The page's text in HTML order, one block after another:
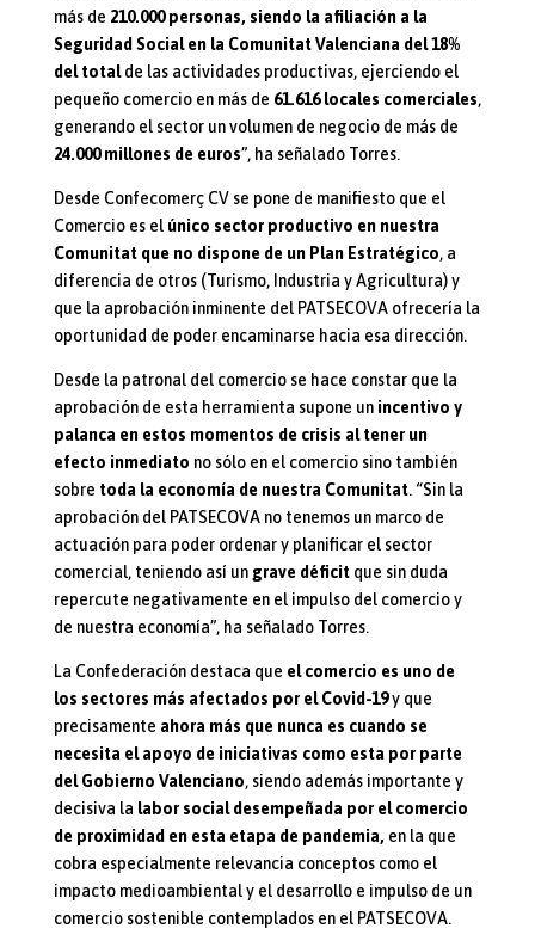
más de 210.000 personas, siendo la afiliación a la
Seguridad Social en la Comunitat Valenciana del 18%
del totalde las actividades productivas, ejerciendo el
pequeño comercio en más de 61.616 locales comerciales,
generando el sector un volumen de negocio de más de
24.000 millones de euros”, ha señalado Torres.
Desde Confecomerç CV se pone de manifiesto que el
Comercio es el único sector productivo en nuestra
Comunitat que no dispone de un Plan Estratégico, a
diferencia de otros (Turismo, Industria y Agricultura) y
que la aprobación inminente del PATSECOVA ofrecería la
oportunidad de poder encaminarse hacia esa dirección.
Desde la patronal del comercio se hace constar que la
aprobación de esta herramienta supone un incentivo y
palanca en estos momentos de crisis al tener un
efecto inmediato no sólo en el comercio sino también
sobre toda la economía de nuestra Comunitat. “Sin la
aprobación del PATSECOVA no tenemos un marco de
actuación para poder ordenar y planificar el sector
comercial, teniendo así un grave déficitque sin duda
repercute negativamente en el impulso del comercio y
de nuestra economía”, ha señalado Torres.
La Confederación destaca que el comercio es uno de
los sectores más afectados por el Covid-19y que
precisamente ahora más que nunca es cuando se
necesita el apoyo de iniciativas como esta por parte
del Gobierno Valenciano, siendo además importante y
decisiva la labor social desempeñada por el comercio
de proximidad en esta etapa de pandemia, en la que
cobra especialmente relevancia conceptos como el
impacto medioambiental y el desarrollo e impulso de un
comercio sostenible contemplados en el PATSECOVA.